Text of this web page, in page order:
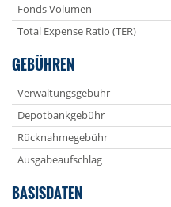
Fonds Volumen
Total Expense Ratio (TER)
GEBÜHREN
Verwaltungsgebühr
Depotbankgebühr
Rücknahmegebühr
Ausgabeaufschlag
BASISDATEN